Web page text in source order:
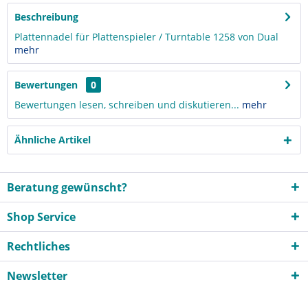
Beschreibung
Plattennadel für Plattenspieler / Turntable 1258 von Dual
mehr
Bewertungen
0
Bewertungen lesen, schreiben und diskutieren... mehr
Ähnliche Artikel
Beratung gewünscht?
Shop Service
Rechtliches
Newsletter